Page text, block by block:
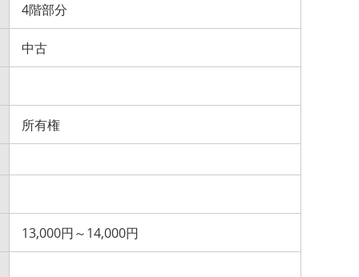
4階部分
中古
所有権
13,000円～14,000円